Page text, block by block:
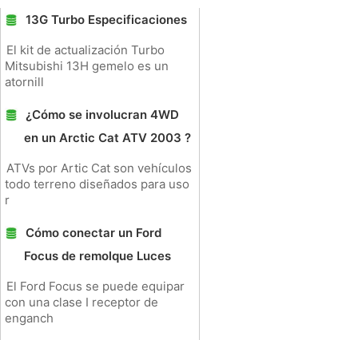
13G Turbo Especificaciones
El kit de actualización Turbo
Mitsubishi 13H gemelo es un
atornill
¿Cómo se involucran 4WD
en un Arctic Cat ATV 2003 ?
ATVs por Artic Cat son vehículos
todo terreno diseñados para uso
r
Cómo conectar un Ford
Focus de remolque Luces
El Ford Focus se puede equipar
con una clase I receptor de
enganch